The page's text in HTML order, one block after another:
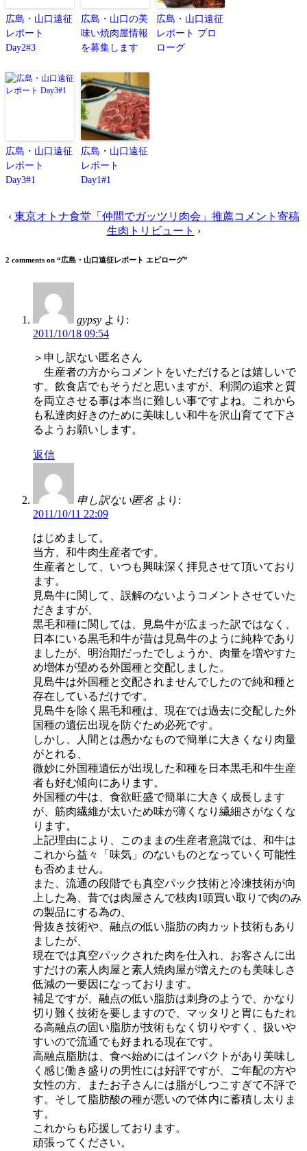
広島・山口遠征
レポート
Day2#3
広島・山口の美
味い焼肉屋情報
を募集します
広島・山口遠征
レポート プロ
ローグ
広島・山口遠征
レポート
Day3#1
広島・山口遠征
レポート
Day1#1
‹ 東京オトナ食堂「仲間でガッツリ肉会」推薦コメント寄稿
生肉トリビュート ›
2 comments on “広島・山口遠征レポート エピローグ”
gypsy より:
2011/10/18 09:54
＞申し訳ない匿名さん
生産者の方からコメントをいただけるとは嬉しいで
す。飲食店でもそうだと思いますが、利潤の追求と質
を両立させる事は本当に難しい事ですよね。これから
も私達肉好きのために美味しい和牛を沢山育てて下さ
るようお願いします。
返信
申し訳ない匿名 より:
2011/10/11 22:09
はじめまして。
当方、和牛肉生産者です。
生産者として、いつも興味深く拝見させて頂いており
ます。
見島牛に関して、誤解のないようコメントさせていた
だきますが、
黒毛和種に関しては、見島牛が広まった訳ではなく、
日本にいる黒毛和牛が昔は見島牛のように純粋であり
ましたが、明治期だったでしょうか、肉量を増やすた
め増体が望める外国種と交配しました。
見島牛は外国種と交配されませんでしたので純和種と
存在しているだけです。
見島牛を除く黒毛和種は、現在では過去に交配した外
国種の遺伝出現を防ぐため必死です。
しかし、人間とは愚かなもので簡単に大きくなり肉量
がとれる、
微妙に外国種遺伝が出現した和種を日本黒毛和牛生産
者も好む傾向にあります。
外国種の牛は、食欲旺盛で簡単に大きく成長します
が、筋肉繊維が太いため味が薄くなり繊細さがなくな
ります。
上記理由により、このままの生産者意識では、和牛は
これから益々「味気」のないものとなっていく可能性
も否めません。
また、流通の段階でも真空パック技術と冷凍技術が向
上した為、昔では肉屋さんで枝肉1頭買い取りで肉のみ
の製品にする為の、
骨抜き技術や、融点の低い脂肪の肉カット技術もあり
ましたが、
現在では真空パックされた肉を仕入れ、お客さんに出
すだけの素人肉屋と素人焼肉屋が増えたのも美味しさ
低減の一要因になっております。
補足ですが、融点の低い脂肪は刺身のようで、かなり
切り難く技術を要しますので、マッタリと胃にもたれ
る高融点の固い脂肪が技術もなく切りやすく、扱いや
すいので流通でも好まれる現在です。
高融点脂肪は、食べ始めにはインパクトがあり美味し
く感じ働き盛りの男性には好評ですが、ご年配の方や
女性の方、またお子さんには脂がしつこすぎて不評で
す。そして脂肪酸の種が悪いので体内に蓄積し太りま
す。
これからも応援しております。
頑張ってください。